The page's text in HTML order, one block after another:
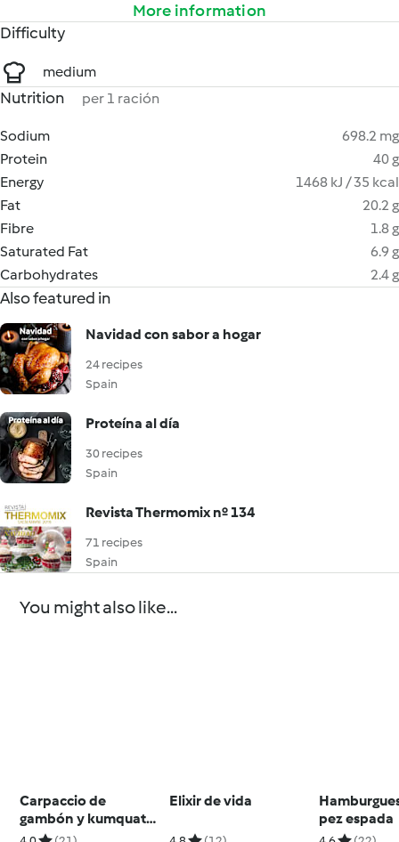
More information
Difficulty
medium
Nutrition per 1 ración
Sodium
698.2 mg
Protein
40 g
Energy
1468 kJ / 35 kcal
Fat
20.2 g
Fibre
1.8 g
Saturated Fat
6.9 g
Carbohydrates
2.4 g
Also featured in
Navidad con sabor a hogar
24 recipes
Spain
Proteína al día
30 recipes
Spain
Revista Thermomix nº 134
71 recipes
Spain
You might also like...
Carpaccio de
gambón y kumquat
para dos
Elixir de vida
pez espada